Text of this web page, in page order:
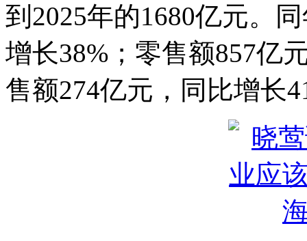
到2025年的1680亿元。
增长38%；零售额857亿
售额274亿元，同比增长